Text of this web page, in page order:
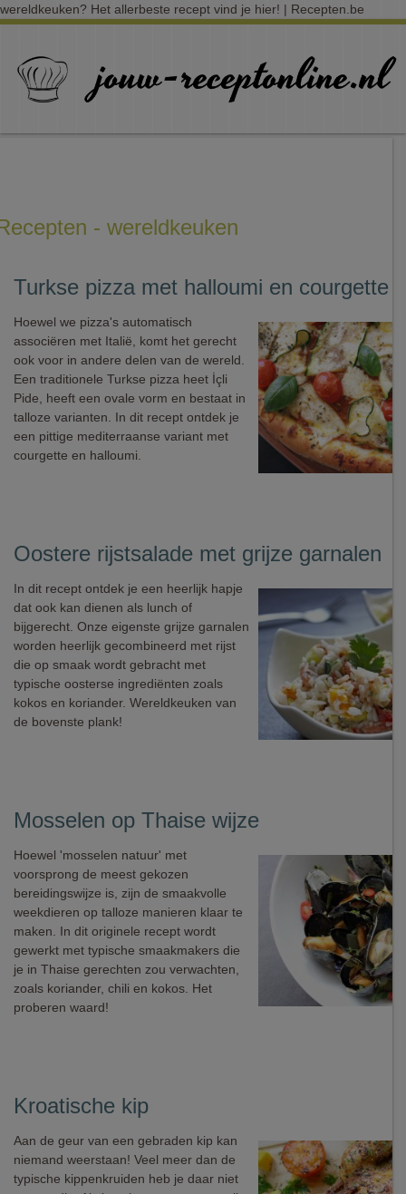
wereldkeuken? Het allerbeste recept vind je hier! | Recepten.be
- wereldkeuken
Turkse pizza met halloumi en courgette
Hoewel we pizza's automatisch
associëren met Italië, komt het gerecht
ook voor in andere delen van de wereld.
Een traditionele Turkse pizza heet İçli
Pide, heeft een ovale vorm en bestaat in
talloze varianten. In dit recept ontdek je
een pittige mediterraanse variant met
courgette en halloumi.
Oostere rijstsalade met grijze garnalen
In dit recept ontdek je een heerlijk hapje
dat ook kan dienen als lunch of
bijgerecht. Onze eigenste grijze garnalen
worden heerlijk gecombineerd met rijst
die op smaak wordt gebracht met
typische oosterse ingrediënten zoals
kokos en koriander. Wereldkeuken van
de bovenste plank!
Mosselen op Thaise wijze
Hoewel 'mosselen natuur' met
voorsprong de meest gekozen
bereidingswijze is, zijn de smaakvolle
weekdieren op talloze manieren klaar te
maken. In dit originele recept wordt
gewerkt met typische smaakmakers die
je in Thaise gerechten zou verwachten,
zoals koriander, chili en kokos. Het
proberen waard!
Kroatische kip
Aan de geur van een gebraden kip kan
niemand weerstaan! Veel meer dan de
typische kippenkruiden heb je daar niet